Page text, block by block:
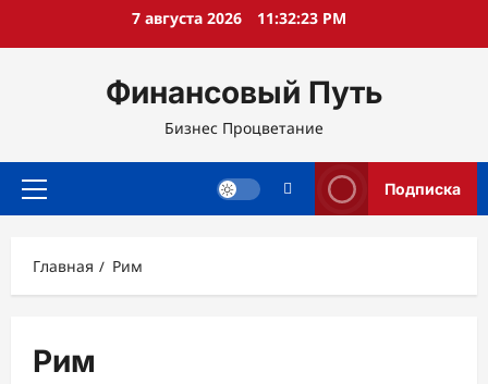
7 августа 2026 11:32:24 PM
Финансовый Путь
Бизнес Процветание
Основное
Подписка
Главная Рим
Рим